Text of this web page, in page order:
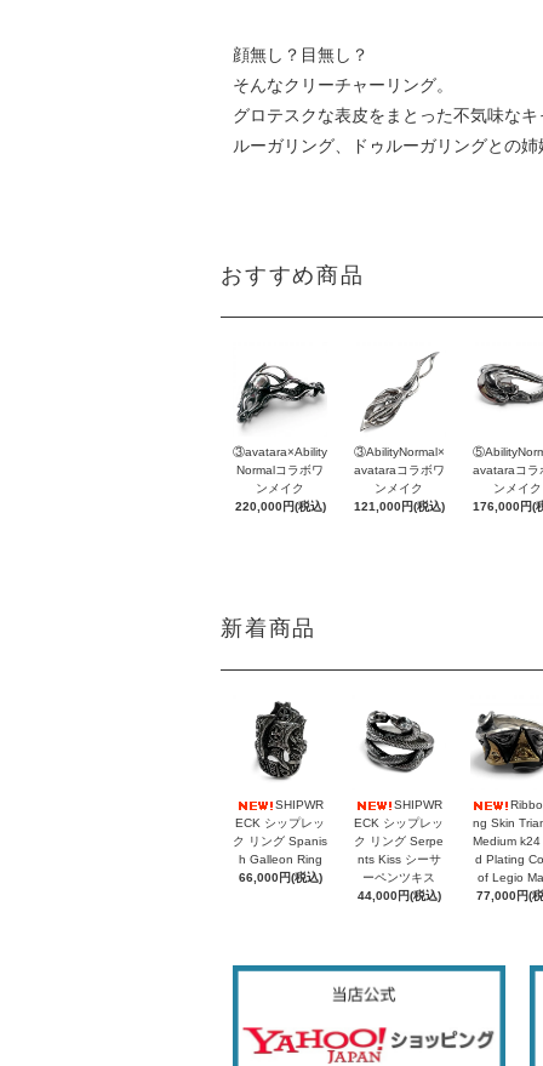
顔無し？目無し？
そんなクリーチャーリング。
グロテスクな表皮をまとった不気味な
ルーガリング、ドゥルーガリングとの
おすすめ商品
③avatara×Ability
Normalコラボワ
ンメイク
220,000円(税込)
③AbilityNormal×
avataraコラボワ
ンメイク
121,000円(税込)
avataraコラ
ンメイク
176,000円(
新着商品
SHIPWR
ECK シップレッ
ク リング Spanis
h Galleon Ring
66,000円(税込)
SHIPWR
ECK シップレッ
ク リング Serpe
nts Kiss シーサ
ーペンツキス
44,000円(税込)
ng Skin
Medium k24
d Plating
of Legio
77,000円(